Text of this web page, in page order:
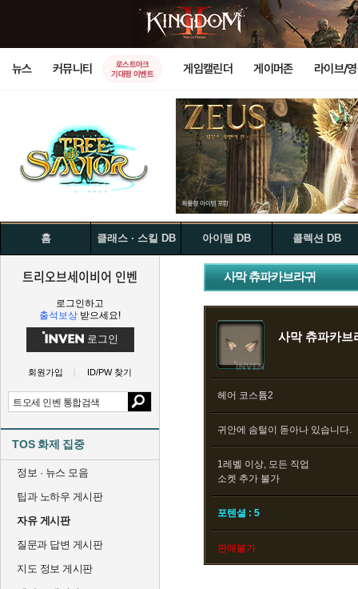
뉴스 커뮤니티
로스트아크
기대평 이벤트
게임캘린더 게이머존 라이브/
홈 클래스 · 스킬 DB 아이템 DB 콜렉션 DB
트리오브세이비어 인벤
로그인하고
출석보상 받으세요!
로그인
회원가입 ID/PW 찾기
TOS 화제 집중
정보 · 뉴스 모음
팁과 노하우 게시판
자유 게시판
질문과 답변 게시판
지도 정보 게시판
사막 츄파카브라귀
사막 츄파카브
헤어 코스튬2
귀안에 솜털이 돋아나 있습니다.
1레벨 이상, 모든 직업
소켓 추가 불가
포텐셜 : 5
판매불가